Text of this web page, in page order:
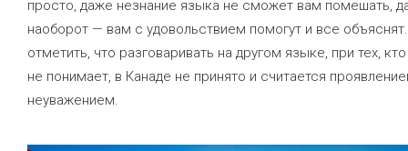
просто, даже незнание языка не сможет вам помешать,
наоборот — вам с удовольствием помогут и все
отметить, что разговаривать на другом языке, при тех,
не понимает, в Канаде не принято и считается
неуважением.